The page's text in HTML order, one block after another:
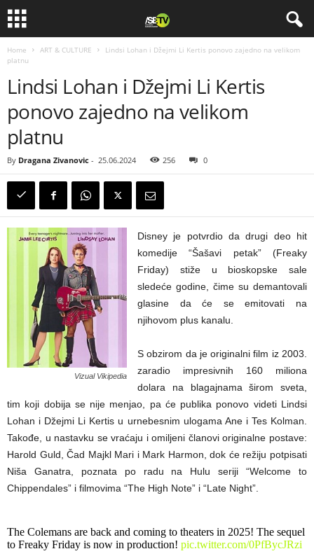
Home ART & CULTURE
Lindsi Lohan i Džejmi Li Kertis ponovo zajedno na velikom
platnu
Lindsi Lohan i Džejmi Li Kertis
ponovo zajedno na velikom
platnu
By Dragana Zivanovic - 25.06.2024 256 0
Vizual Vikipedia
Disney je potvrdio da drugi deo hit
komedije “Šašavi petak” (Freaky
Friday) stiže u bioskopske sale
sledeće godine, čime su demantovali
glasine da će se emitovati na
njihovom plus kanalu.
S obzirom da je originalni film iz 2003.
zaradio impresivnih 160 miliona
dolara na blagajnama širom sveta,
tim koji dobija se nije menjao, pa će publika ponovo videti Lindsi
Lohan i Džejmi Li Kertis u urnebesnim ulogama Ane i Tes Kolman.
Takođe, u nastavku se vraćaju i omiljeni članovi originalne postave:
Harold Guld, Čad Majkl Mari i Mark Harmon, dok će režiju potpisati
Niša Ganatra, poznata po radu na Hulu seriji “Welcome to
Chippendales” i filmovima “The High Note” i “Late Night”.
The Colemans are back and coming to theaters in 2025! The sequel
to Freaky Friday is now in production! pic.twitter.com/0PfBycJRzi